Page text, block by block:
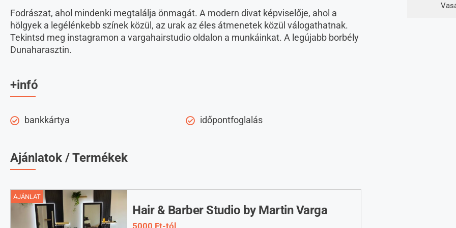
Fodrászat, ahol mindenki megtalálja önmagát. A modern divat képviselője, ahol a
hölgyek a legélénkebb színek közül, az urak az éles átmenetek közül válogathatnak.
Tekintsd meg instagramon a vargahairstudio oldalon a munkáinkat. A legújabb borbély
Dunaharasztin.
+infó
bankkártya időpontfoglalás
Ajánlatok / Termékek
AJÁNLAT
Hair & Barber Studio by Martin Varga